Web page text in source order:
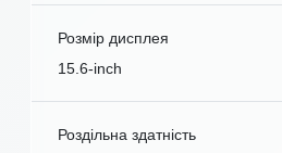
Розмір дисплея
15.6-inch
Роздільна здатність